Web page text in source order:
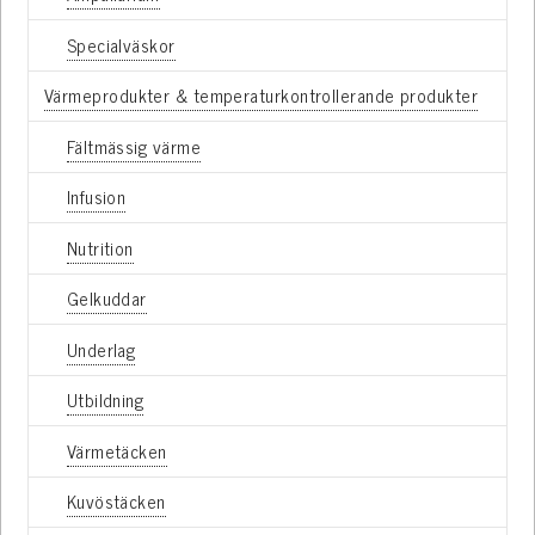
Specialväskor
Värmeprodukter & temperaturkontrollerande produkter
Fältmässig värme
Infusion
Nutrition
Gelkuddar
Underlag
Utbildning
Värmetäcken
Kuvöstäcken